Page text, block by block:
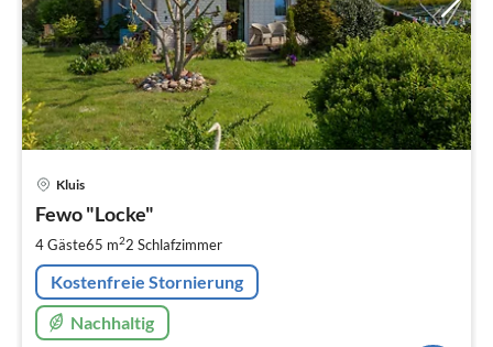
Kluis
Fewo "Locke"
4 Gäste65 m22 Schlafzimmer
Kostenfreie Stornierung
Nachhaltig